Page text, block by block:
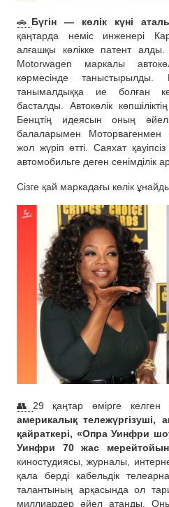
🚗 Бүгін — көлік күні
қаңтарда неміс инженері
алғашқы көлікке патент
Motorwagen маркалы
көрмесінде
танымалдыққа ие болған
басталды. Автокөлік
Бенцтің идеясын оның
балаларымен
жол жүріп өтті. Саяхат
автомобильге деген сенімділік
Сізге қай маркадағы көлік
👥 29 қаңтар өмірге келген
америкалық тележүргізуші,
қайраткері, «Опра Уинфри
Уинфри 70 жас мерейтойын
киностудиясы, журналы,
қала берді кабельдік
талантының арқасында ол
миллиардер әйел атанды.